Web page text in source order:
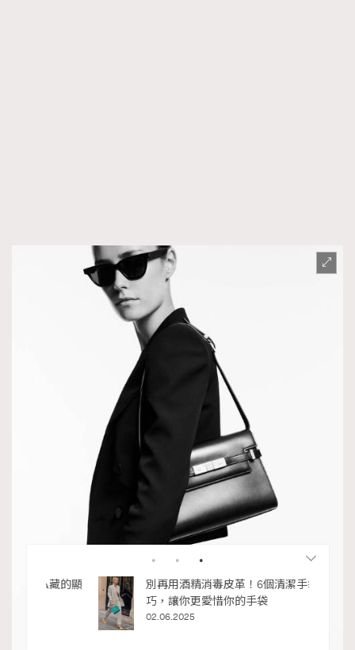
別再用酒精消毒皮革！6個清潔手袋小技
巧，讓你更愛惜你的手袋
02.06.2025